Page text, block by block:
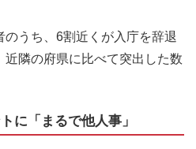
うち、6割近くが入庁を辞退
近隣の府県に比べて突出した数
に「まるで他人事」